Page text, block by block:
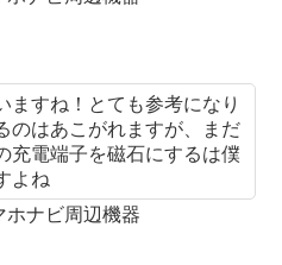
ますね！とても参考になり
のはあこがれますが、まだ
充電端子を磁石にするは僕
よね
ホナビ周辺機器